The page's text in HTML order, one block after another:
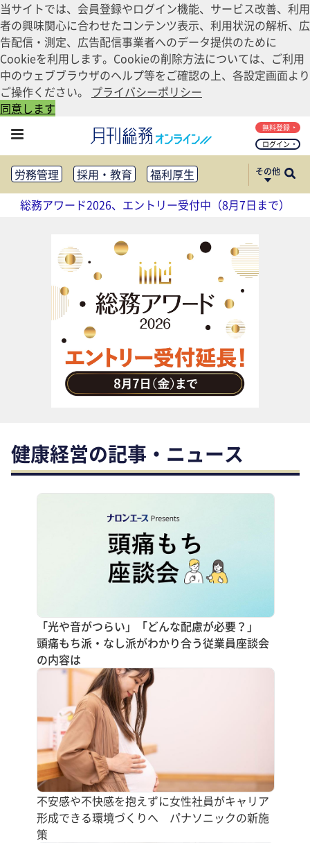
当サイトでは、会員登録やログイン機能、サービス改善、利用
者の興味関心に合わせたコンテンツ表示、利用状況の解析、広
告配信・測定、広告配信事業者へのデータ提供のために
Cookieを利用します。Cookieの削除方法については、ご利用
中のウェブブラウザのヘルプ等をご確認の上、各設定画面より
ご操作ください。 プライバシーポリシー
同意します
ログイン
無料登録
労務管理 採用・教育
福利厚生
健康経営
働き方改革
法務・コンプライアンス
リスクマネジメント・BCP
社外・社内広報
社外・社内コミュニケーション活性化
FM・オフィス移転
CSR・SDGs
テクノロジー活用・DX
助成金・補助金・コスト削減
アウトソーシング・BPO
調査・レポート
その他
総務アワード2026、エントリー受付中（8月7日まで）
健康経営の記事・ニュース
「光や音がつらい」「どんな配慮が必要？」
頭痛もち派・なし派がわかり合う従業員座談会
の内容は
不安感や不快感を抱えずに女性社員がキャリア
形成できる環境づくりへ パナソニックの新施
策